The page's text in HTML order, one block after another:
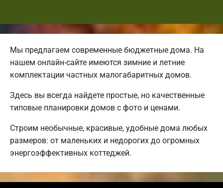
Мы предлагаем современные бюджетные дома. На
нашем онлайн-сайте имеются зимние и летние
комплектации частных малогабаритных домов.
Здесь вы всегда найдете простые, но качественные
типовые планировки домов с фото и ценами.
Строим необычные, красивые, удобные дома любых
размеров: от маленьких и недорогих до огромных
энергоэффективных коттеджей.